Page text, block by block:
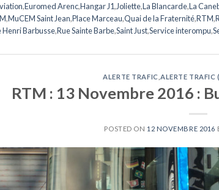
,Euromed Arenc,Hangar J1,Joliette,La Blancarde,La
,MuCEM Saint Jean,Place Marceau,Quai de la Fraternité,RTM,
Henri Barbusse,Rue Sainte Barbe,Saint Just,Service interompu,
ALERTE TRAFIC ALERTE TRAFIC
RTM : 13 Novembre 2016 :
POSTED ON 12 NOVEMBRE 2016